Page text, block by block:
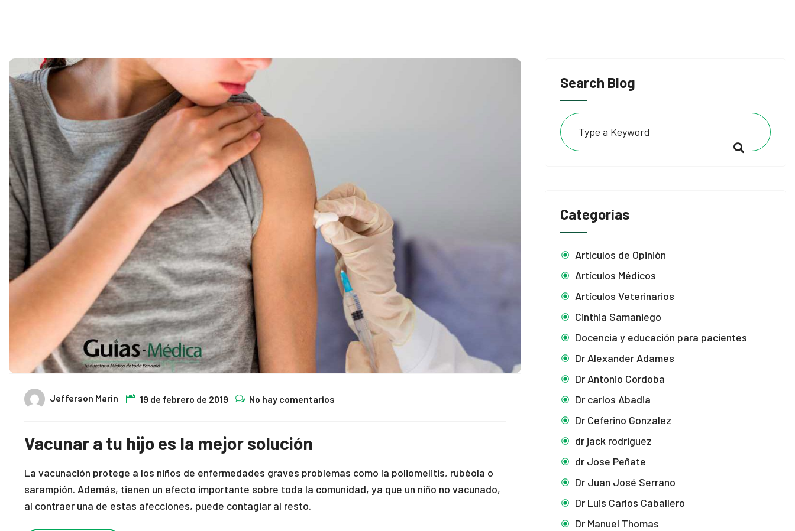
Search Blog
Categorías
Artículos de Opinión
Artículos Médicos
Artículos Veterinarios
Cinthia Samaniego
Docencia y educación para pacientes
Dr Alexander Adames
Dr Antonio Cordoba
Dr carlos Abadia
Dr Ceferino Gonzalez
dr jack rodriguez
dr Jose Peñate
Dr Juan José Serrano
Dr Luis Carlos Caballero
Dr Manuel Thomas
Jefferson Marin 19 de febrero de 2019 No hay comentarios
Vacunar a tu hijo es la mejor solución
La vacunación protege a los niños de enfermedades graves problemas como la poliomelitis, rubéola o
sarampión. Además, tienen un efecto importante sobre toda la comunidad, ya que un niño no vacunado,
al contraer una de estas afecciones, puede contagiar al resto.